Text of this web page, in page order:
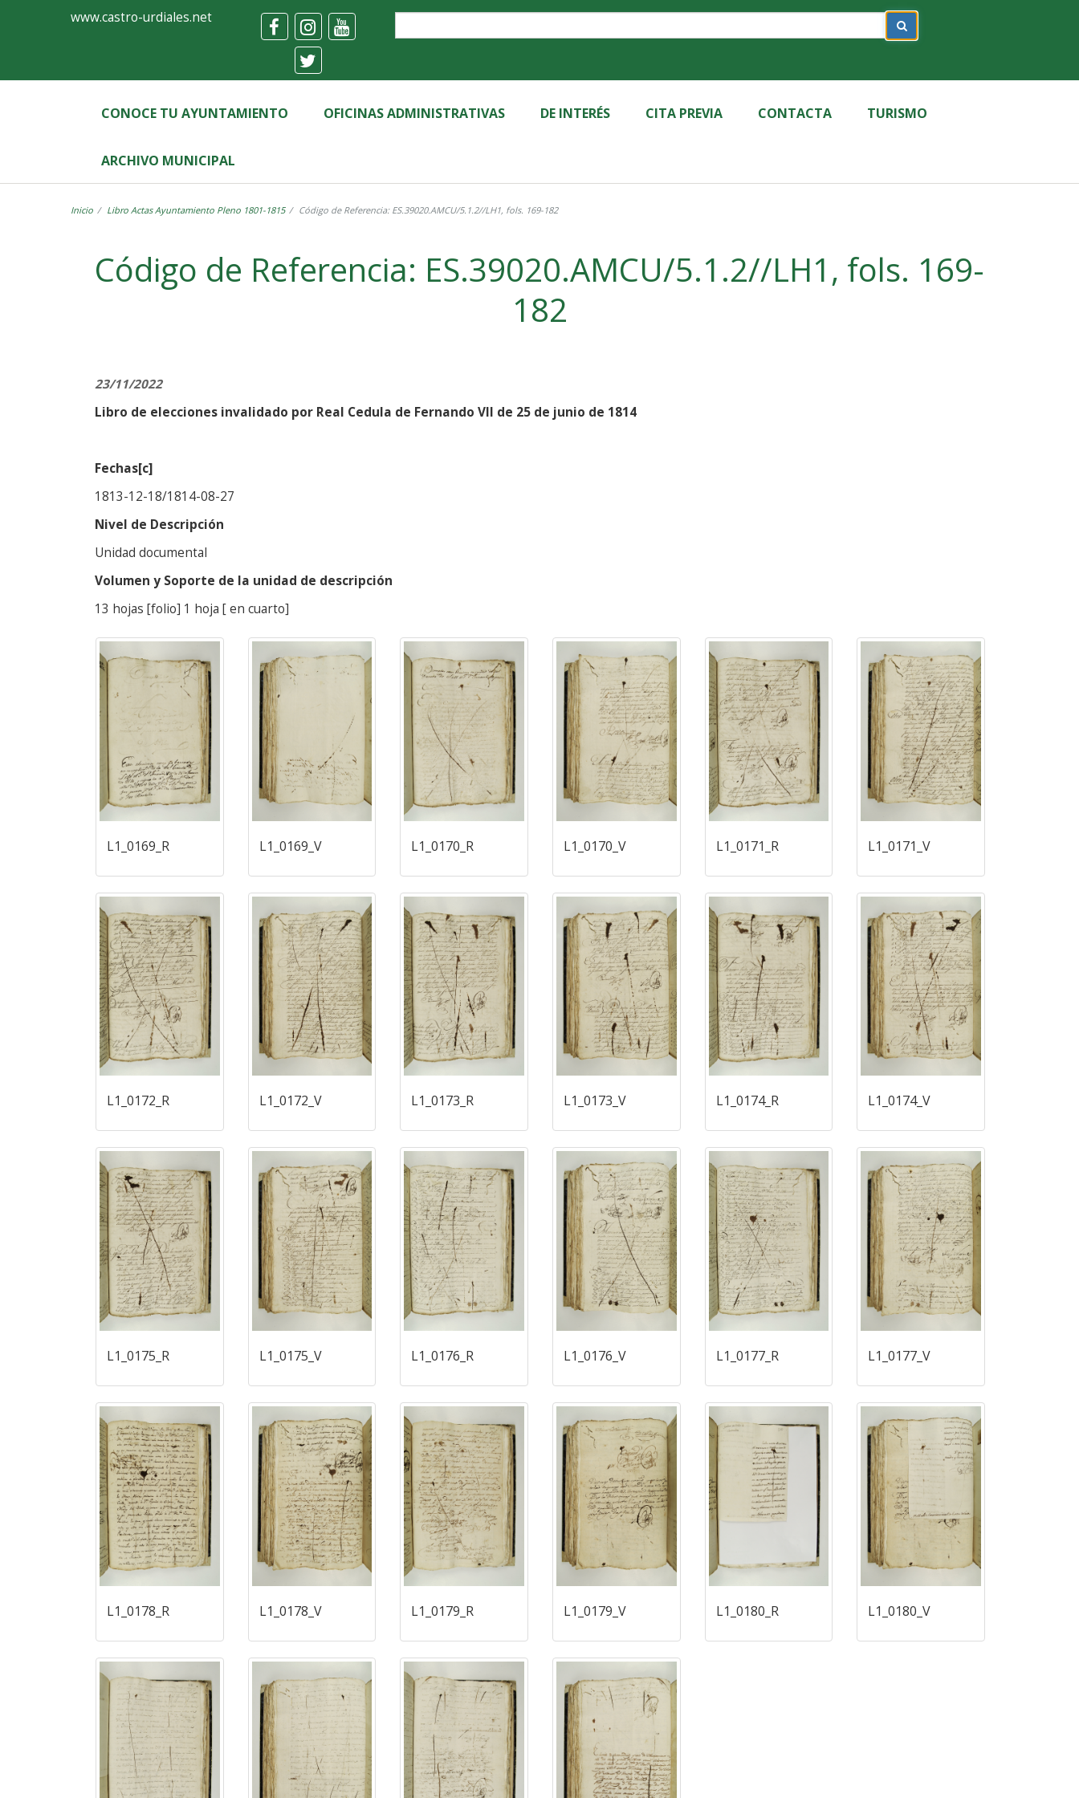
FormularioAyuntamiento
Castro-
Urdiales
www.castro-urdiales.net
CONOCE TU AYUNTAMIENTO OFICINAS ADMINISTRATIVAS DE INTERÉS CITA PREVIA CONTACTA TURISMO
ARCHIVO MUNICIPAL
Inicio Libro Actas Ayuntamiento Pleno 1801-1815 Código de Referencia: ES.39020.AMCU/5.1.2//LH1, fols. 169-182
Código de Referencia: ES.39020.AMCU/5.1.2//LH1, fols. 169-
182
23/11/2022
Libro de elecciones invalidado por Real Cedula de Fernando VII de 25 de junio de 1814
Fechas[c]
1813-12-18/1814-08-27
Nivel de Descripción
Unidad documental
Volumen y Soporte de la unidad de descripción
13 hojas [folio] 1 hoja [ en cuarto]
L1_0169_R L1_0169_V L1_0170_R L1_0170_V L1_0171_R L1_0171_V
L1_0172_R L1_0172_V L1_0173_R L1_0173_V L1_0174_R L1_0174_V
L1_0175_R L1_0175_V L1_0176_R L1_0176_V L1_0177_R L1_0177_V
L1_0178_R L1_0178_V L1_0179_R L1_0179_V L1_0180_R L1_0180_V